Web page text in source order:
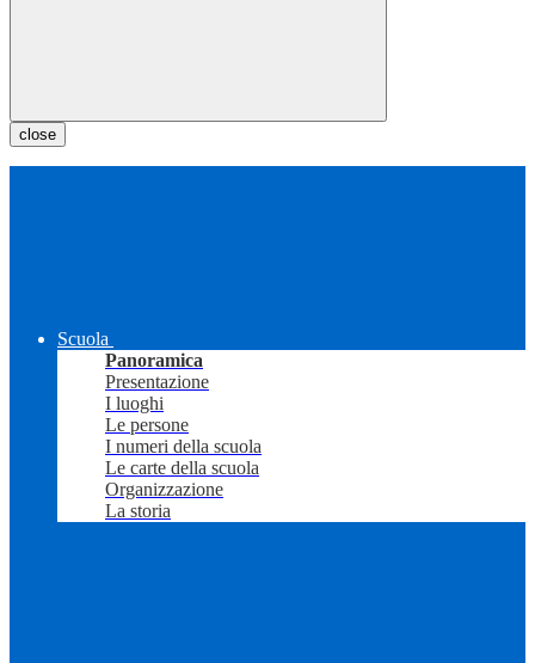
close
Scuola
Panoramica
Presentazione
I luoghi
Le persone
I numeri della scuola
Le carte della scuola
Organizzazione
La storia